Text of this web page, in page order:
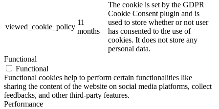
viewed_cookie_policy
11
months
The cookie is set by the GDPR
Cookie Consent plugin and is
used to store whether or not user
has consented to the use of
cookies. It does not store any
personal data.
Functional
Functional
Functional cookies help to perform certain functionalities like
sharing the content of the website on social media platforms, collect
feedbacks, and other third-party features.
Performance